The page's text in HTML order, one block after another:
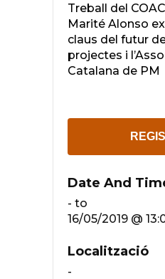
Treball del
Marité Alonso
claus del futur
projectes i
Catalana de PM
Date And
- to
16/05/2019 @
Localització
-